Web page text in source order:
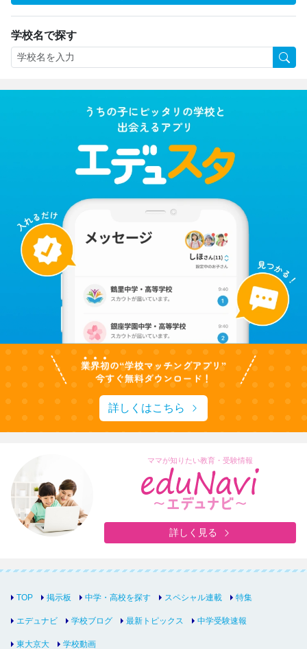
学校名で探す
詳しくはこちら
ママが知りたい教育・受験情報
詳しく見る
TOP 掲示板 中学・高校を探す スペシャル連載 特集
エデュナビ 学校ブログ 最新トピックス 中学受験速報
東大京大 学校動画